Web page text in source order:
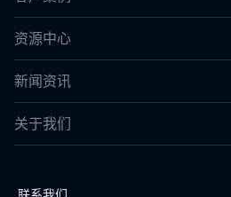
资源中心
新闻资讯
关于我们